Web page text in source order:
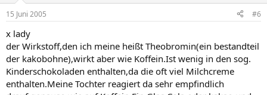
15 Juni 2005 #6
x lady
der Wirkstoff,den ich meine heißt Theobromin(ein bestandteil
der kakobohne),wirkt aber wie Koffein.Ist wenig in den sog.
Kinderschokoladen enthalten,da die oft viel Milchcreme
enthalten.Meine Tochter reagiert da sehr empfindlich